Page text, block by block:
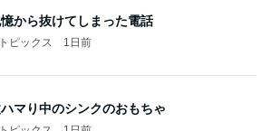
から抜けてしまった電話
ピックス 1日前
マり中のシンクのおもちゃ